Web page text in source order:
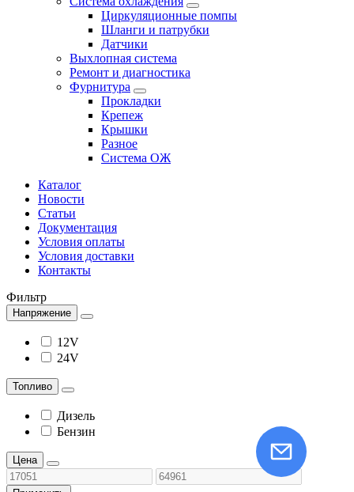
Циркуляционные помпы
Шланги и патрубки
Датчики
Выхлопная система
Ремонт и диагностика
Фурнитура
Прокладки
Крепеж
Крышки
Разное
Система ОЖ
Каталог
Новости
Статьи
Документация
Условия оплаты
Условия доставки
Контакты
Фильтр
Напряжение
12V
24V
Топливо
Дизель
Бензин
Цена